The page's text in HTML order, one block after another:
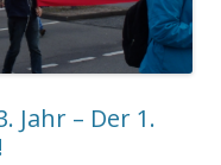
Jahr – Der 1.